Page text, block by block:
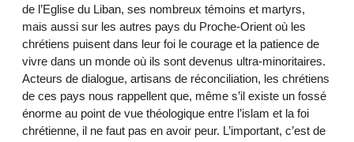
de l’Eglise du Liban, ses nombreux témoins et martyrs,
mais aussi sur les autres pays du Proche-Orient où les
chrétiens puisent dans leur foi le courage et la patience de
vivre dans un monde où ils sont devenus ultra-minoritaires.
Acteurs de dialogue, artisans de réconciliation, les chrétiens
de ces pays nous rappellent que, même s’il existe un fossé
énorme au point de vue théologique entre l’islam et la foi
chrétienne, il ne faut pas en avoir peur. L’important, c’est de